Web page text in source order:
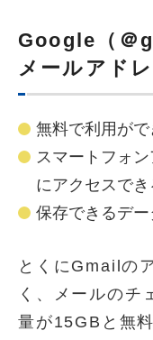
Google（＠
メールアド
無料で利用がで
スマートフォ
にアクセスでき
保存できるデ
とくにGmailの
く、メールのチ
量が15GBと無